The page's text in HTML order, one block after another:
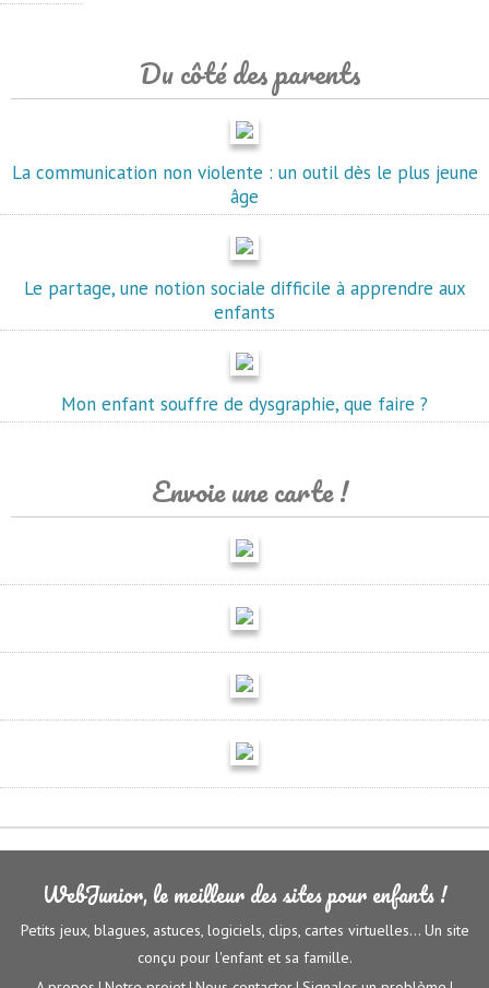
Du côté des parents
La communication non violente : un outil dès le plus jeune
âge
Le partage, une notion sociale difficile à apprendre aux
enfants
Mon enfant souffre de dysgraphie, que faire ?
Envoie une carte !
WebJunior, le meilleur des sites pour enfants !
Petits jeux, blagues, astuces, logiciels, clips, cartes virtuelles... Un site
conçu pour l'enfant et sa famille.